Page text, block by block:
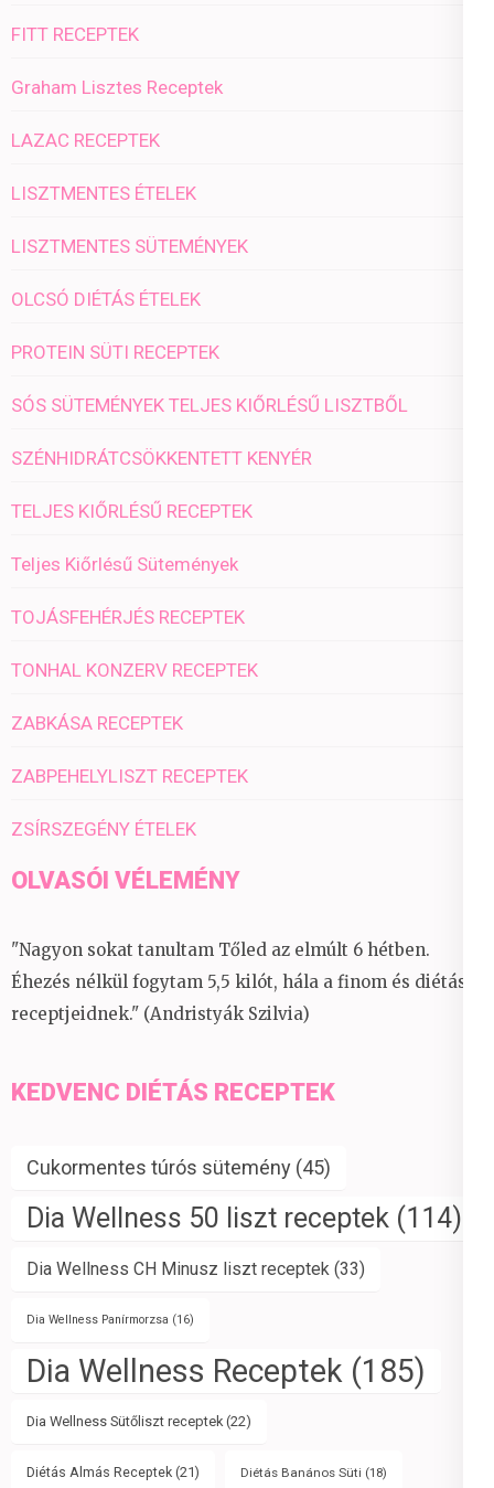
FITT RECEPTEK
Graham Lisztes Receptek
LAZAC RECEPTEK
LISZTMENTES ÉTELEK
LISZTMENTES SÜTEMÉNYEK
OLCSÓ DIÉTÁS ÉTELEK
PROTEIN SÜTI RECEPTEK
SÓS SÜTEMÉNYEK TELJES KIŐRLÉSŰ LISZTBŐL
SZÉNHIDRÁTCSÖKKENTETT KENYÉR
TELJES KIŐRLÉSŰ RECEPTEK
Teljes Kiőrlésű Sütemények
TOJÁSFEHÉRJÉS RECEPTEK
TONHAL KONZERV RECEPTEK
ZABKÁSA RECEPTEK
ZABPEHELYLISZT RECEPTEK
ZSÍRSZEGÉNY ÉTELEK
OLVASÓI VÉLEMÉNY
"Nagyon sokat tanultam Tőled az elmúlt 6 hétben.
Éhezés nélkül fogytam 5,5 kilót, hála a finom és diétás
receptjeidnek." (Andristyák Szilvia)
KEDVENC DIÉTÁS RECEPTEK
Cukormentes túrós sütemény (45)
Dia Wellness 50 liszt receptek (114)
Dia Wellness CH Minusz liszt receptek (33)
Dia Wellness Panírmorzsa (16)
Dia Wellness Receptek (185)
Dia Wellness Sütőliszt receptek (22)
Diétás Almás Receptek (21) Diétás Banános Süti (18)